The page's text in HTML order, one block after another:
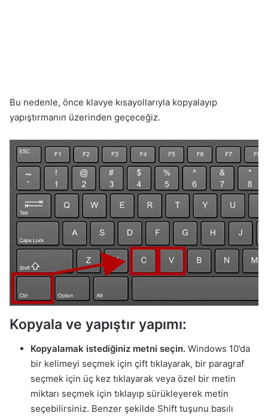
Bu nedenle, önce klavye kısayollarıyla kopyalayıp
yapıştırmanın üzerinden geçeceğiz.
Kopyala ve yapıştır yapımı:
Kopyalamak istediğiniz metni seçin. Windows 10’da
bir kelimeyi seçmek için çift tıklayarak, bir paragraf
seçmek için üç kez tıklayarak veya özel bir metin
miktarı seçmek için tıklayıp sürükleyerek metin
seçebilirsiniz. Benzer şekilde Shift tuşunu basılı